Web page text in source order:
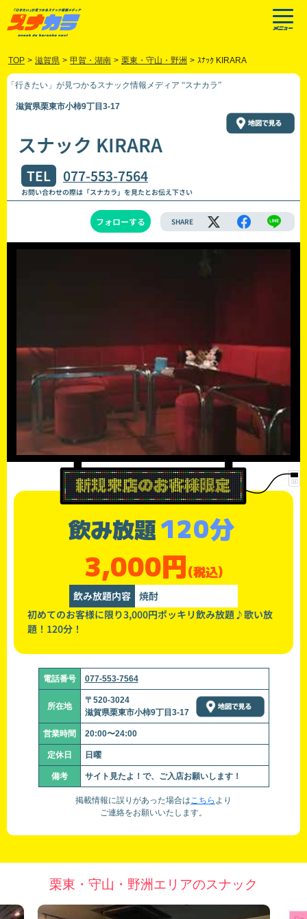
TOP > 滋賀県 > 甲賀・湖南 > 栗東・守山・野洲 > ｽﾅｯｸ KIRARA
「行きたい」が見つかるスナック情報メディア “スナカラ”
滋賀県栗東市小柿9丁目3-17
スナック KIRARA
TEL 077-553-7564
お問い合わせの際は「スナカラ」を見たとお伝え下さい
フォローする SHARE
飲み放題120分
3,000円(税込)
飲み放題内容 焼酎
初めてのお客様に限り3,000円ポッキリ飲み放題♪歌い放
題！120分！
電話番号 077-553-7564
所在地
〒520-3024
滋賀県栗東市小柿9丁目3-17
営業時間 20:00〜24:00
定休日 日曜
備考 サイト見たよ！で、ご入店お願いします！
掲載情報に誤りがあった場合はこちら より
ご連絡をお願いいたします。
栗東・守山・野洲エリアのスナック